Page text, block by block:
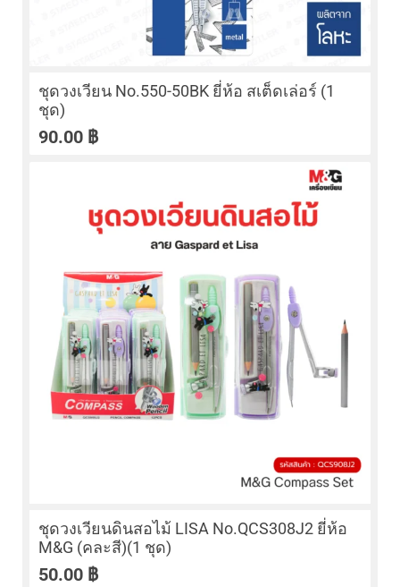
ชุดวงเวียน No.550-50BK ยี่ห้อ สเต็ดเล่อร์ (1
ชุด)
90.00 ฿
ชุดวงเวียนดินสอไม้ LISA No.QCS308J2 ยี่ห้อ
M&G (คละสี)(1 ชุด)
50.00 ฿